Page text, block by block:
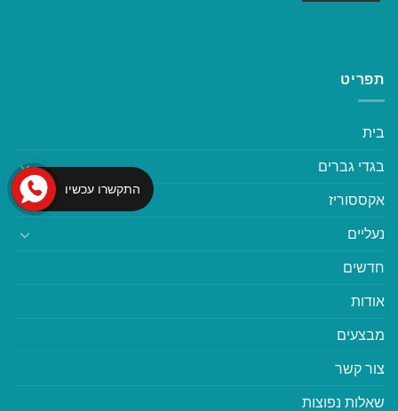
תפריט
בית
בגדי גברים
אקססוריז
נעליים
חדשים
אודות
מבצעים
צור קשר
שאלות נפוצות
התקשרו עכשיו